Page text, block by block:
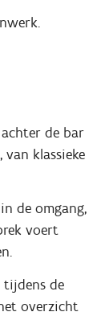
de bar
klassieke
de omgang,
voert
tijdens de
overzicht